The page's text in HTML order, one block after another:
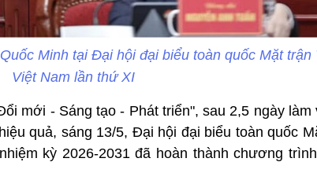
Minh tại Đại hội đại biểu toàn quốc Mặt trận
Việt Nam lần thứ XI
mới - Sáng tạo - Phát triển", sau 2,5 ngày làm
quả, sáng 13/5, Đại hội đại biểu toàn quốc
kỳ 2026-2031 đã hoàn thành chương